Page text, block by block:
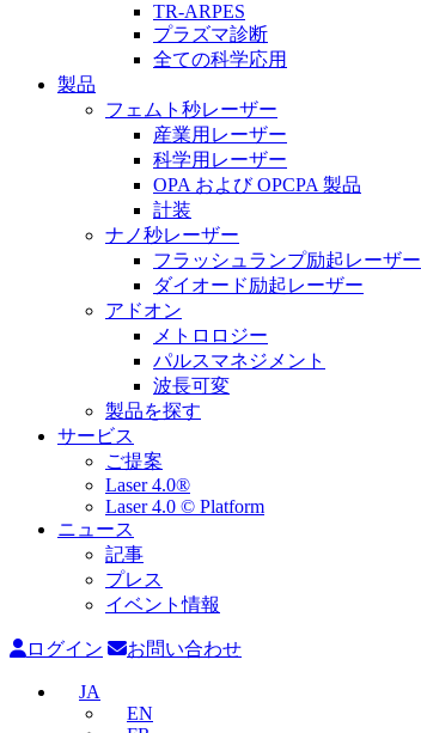
TR-ARPES
プラズマ診断
全ての科学応用
製品
フェムト秒レーザー
産業用レーザー
科学用レーザー
OPA および OPCPA 製品
計装
ナノ秒レーザー
フラッシュランプ励起レーザー
ダイオード励起レーザー
アドオン
メトロロジー
パルスマネジメント
波長可変
製品を探す
サービス
ご提案
Laser 4.0®
Laser 4.0 © Platform
ニュース
記事
プレス
イベント情報
ログイン お問い合わせ
JA
EN